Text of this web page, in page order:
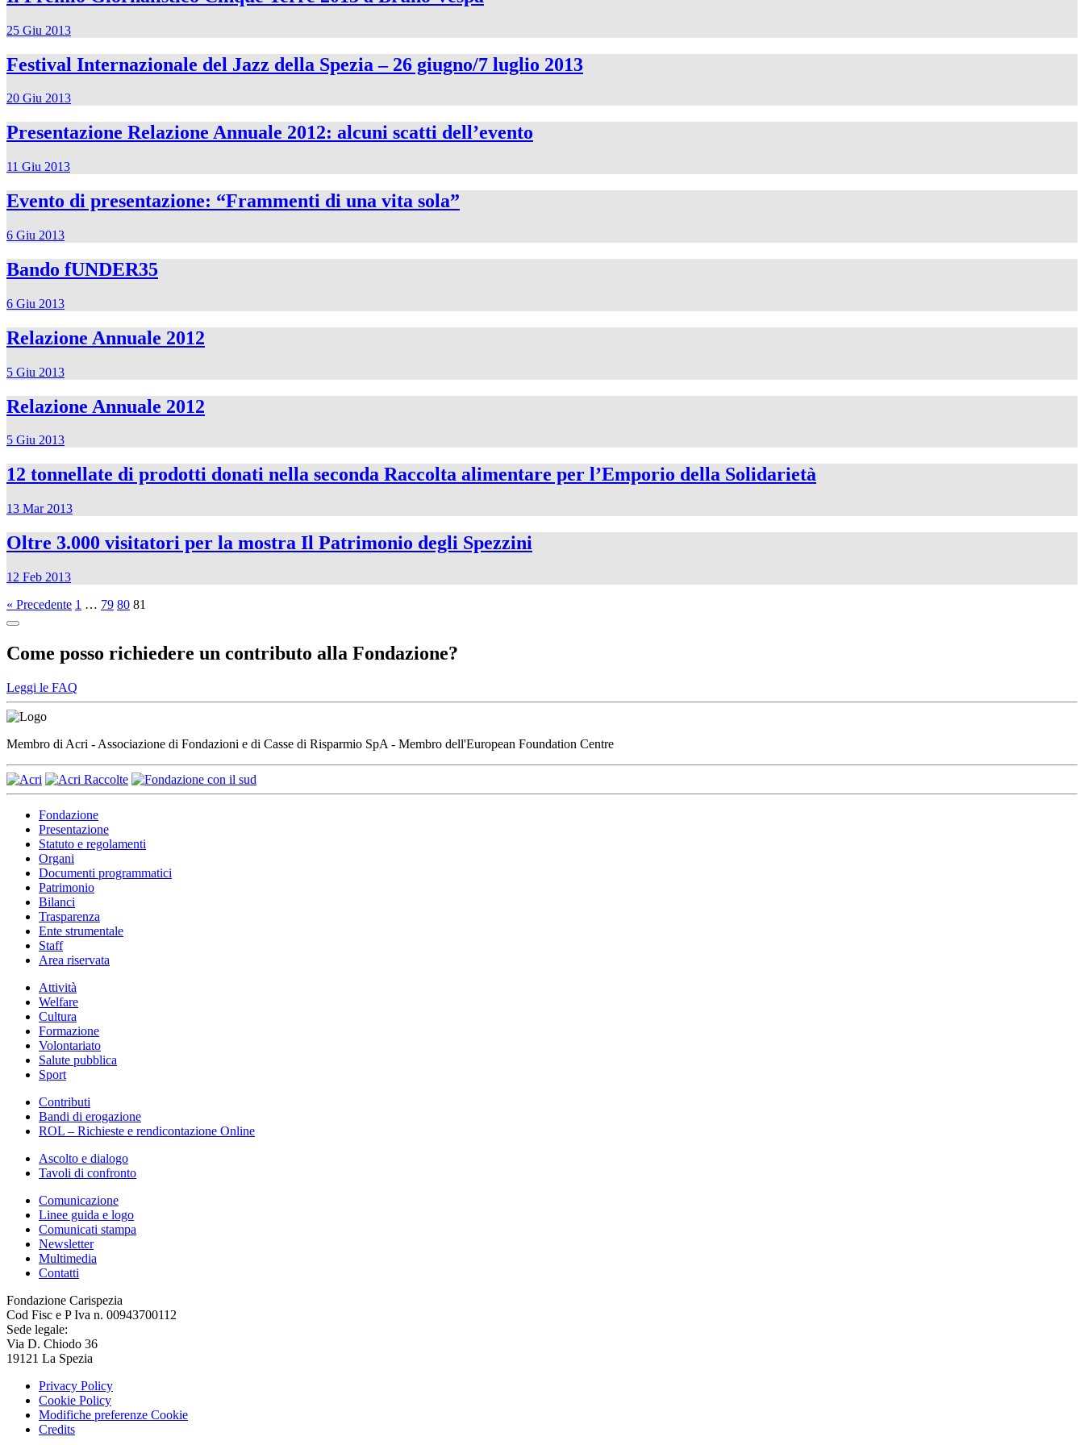
25 Giu 2013
Festival Internazionale del Jazz della Spezia – 26 giugno/7 luglio 2013
20 Giu 2013
Presentazione Relazione Annuale 2012: alcuni scatti dell’evento
11 Giu 2013
Evento di presentazione: “Frammenti di una vita sola”
6 Giu 2013
Bando fUNDER35
6 Giu 2013
Relazione Annuale 2012
5 Giu 2013
Relazione Annuale 2012
5 Giu 2013
12 tonnellate di prodotti donati nella seconda Raccolta alimentare per l’Emporio della Solidarietà
13 Mar 2013
Oltre 3.000 visitatori per la mostra Il Patrimonio degli Spezzini
12 Feb 2013
« Precedente 1 … 79 80 81
Come posso richiedere un contributo alla Fondazione?
Leggi le FAQ
Membro di Acri - Associazione di Fondazioni e di Casse di Risparmio SpA - Membro dell'European Foundation Centre
Fondazione
Presentazione
Statuto e regolamenti
Organi
Documenti programmatici
Patrimonio
Bilanci
Trasparenza
Ente strumentale
Staff
Area riservata
Attività
Welfare
Cultura
Formazione
Volontariato
Salute pubblica
Sport
Contributi
Bandi di erogazione
ROL – Richieste e rendicontazione Online
Ascolto e dialogo
Tavoli di confronto
Comunicazione
Linee guida e logo
Comunicati stampa
Newsletter
Multimedia
Contatti
Fondazione Carispezia
Cod Fisc e P Iva n. 00943700112
Sede legale:
Via D. Chiodo 36
19121 La Spezia
Privacy Policy
Cookie Policy
Modifiche preferenze Cookie
Credits